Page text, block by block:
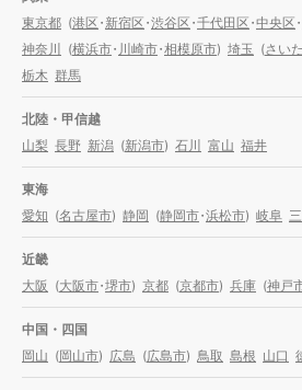
東京都 (港区・新宿区・渋谷区・千代田区・中央区
神奈川
(横浜市・川崎市・相模原市) 埼玉 (さい
栃木 群馬
北陸・甲信越
山梨 長野 新潟 (新潟市) 石川 富山 福井
東海
愛知 (名古屋市) 静岡 (静岡市・浜松市) 岐阜
近畿
大阪 (大阪市・堺市) 京都 (京都市) 兵庫 (神戸
中国・四国
岡山 (岡山市) 広島 (広島市) 鳥取 島根 山口